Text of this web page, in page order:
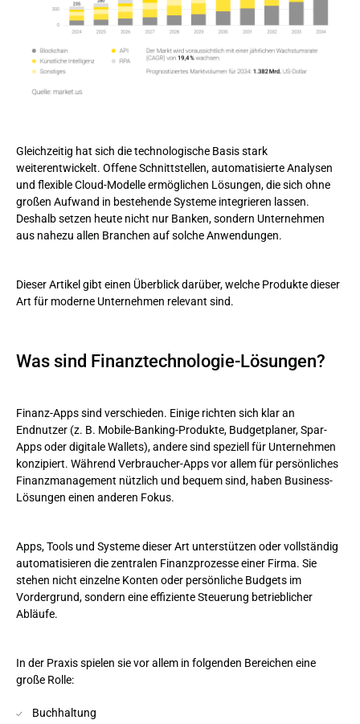
Funktionsbereiche
Für wen sich der Einsatz lohnt
Funktionsumfang und Komplexität
Sicherheit, Compliance und regulierte Anforderungen
Design, Nutzerführung und Performance
Qualitäts- und Sicherheitsprüfungen
Wie Unternehmen Fintech-Apps erfolgreich integrieren
API-basierte Integration in bestehende Systeme
Change-Management und Mitarbeiterschulung
Umgang mit Datenmigration und Legacy-Systemen
Organisationen zum Erfolg führt
Kostenoptimierung durch modulare Architektur
Sicherheit, Qualität und regulatorische Expertise
Fazit
Gleichzeitig hat sich die technologische Basis stark
weiterentwickelt. Offene Schnittstellen, automatisierte Analysen
und flexible Cloud-Modelle ermöglichen Lösungen, die sich ohne
großen Aufwand in bestehende Systeme integrieren lassen.
Deshalb setzen heute nicht nur Banken, sondern Unternehmen
aus nahezu allen Branchen auf solche Anwendungen.
Dieser Artikel gibt einen Überblick darüber, welche Produkte dieser
Art für moderne Unternehmen relevant sind.
Was sind Finanztechnologie-Lösungen?
Finanz-Apps sind verschieden. Einige richten sich klar an
Endnutzer (z. B. Mobile-Banking-Produkte, Budgetplaner, Spar-
Apps oder digitale Wallets), andere sind speziell für Unternehmen
konzipiert. Während Verbraucher-Apps vor allem für persönliches
Finanzmanagement nützlich und bequem sind, haben Business-
Lösungen einen anderen Fokus.
Apps, Tools und Systeme dieser Art unterstützen oder vollständig
automatisieren die zentralen Finanzprozesse einer Firma. Sie
stehen nicht einzelne Konten oder persönliche Budgets im
Vordergrund, sondern eine effiziente Steuerung betrieblicher
Abläufe.
In der Praxis spielen sie vor allem in folgenden Bereichen eine
große Rolle:
Buchhaltung